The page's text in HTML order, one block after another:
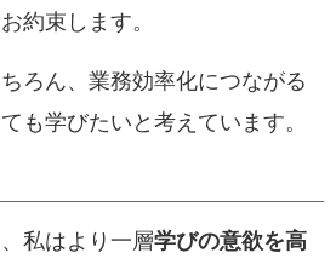
約束します。
ろん、業務効率化につながる
も学びたいと考えています。
私はより一層学びの意欲を高